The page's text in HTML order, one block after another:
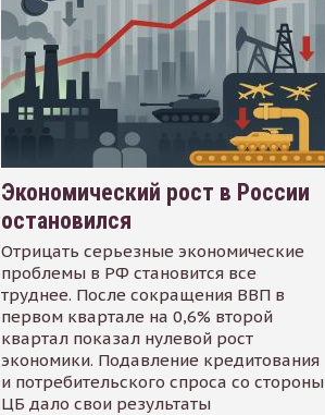
Экономический рост в России
остановился
Отрицать серьезные экономические
проблемы в РФ становится все
труднее. После сокращения ВВП в
первом квартале на 0,6% второй
квартал показал нулевой рост
экономики. Подавление кредитования
и потребительского спроса со стороны
ЦБ дало свои результаты